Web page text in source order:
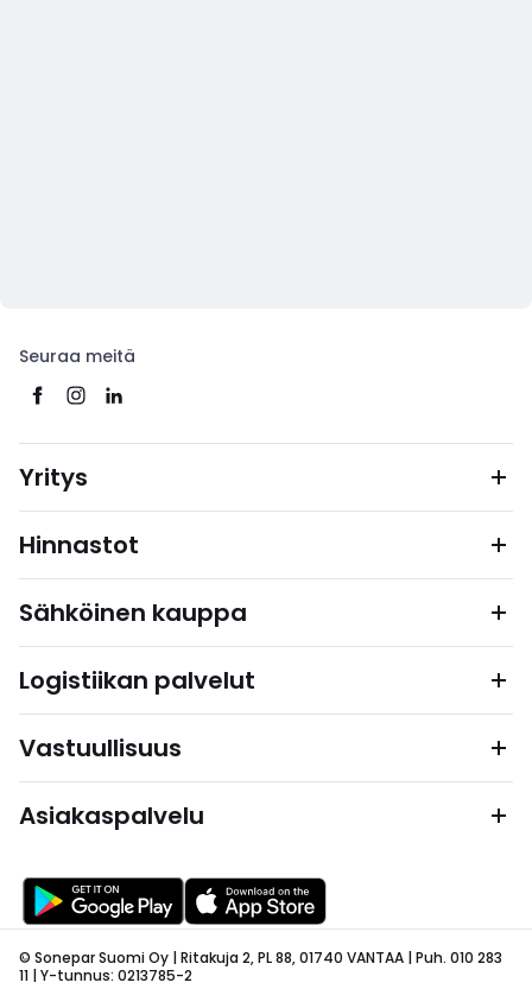
Seuraa meitä
Yritys
Hinnastot
Sähköinen kauppa
Logistiikan palvelut
Vastuullisuus
Asiakaspalvelu
© Sonepar Suomi Oy | Ritakuja 2, PL 88, 01740 VANTAA | Puh. 010 283
11 | Y-tunnus: 0213785-2